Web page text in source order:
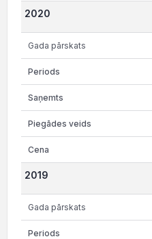
2020
Gada pārskats
2019
Gada pārskats